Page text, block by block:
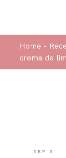
Home
crema de
SEP 9